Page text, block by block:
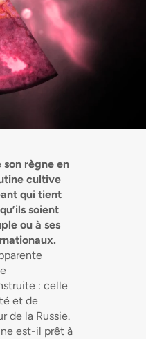
règne en
cultive
qui tient
soient
ou à ses
: celle
et de
de la Russie.
est-il prêt à